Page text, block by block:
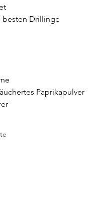
besten Drillinge
Paprikapulver